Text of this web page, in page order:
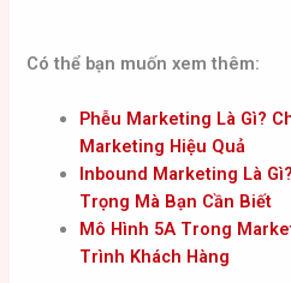
Có thể bạn muốn xem thêm:
Phễu Marketing Là Gì?
Marketing Hiệu Quả
Inbound Marketing Là
Trọng Mà Bạn Cần Biết
Mô Hình 5A Trong
Trình Khách Hàng